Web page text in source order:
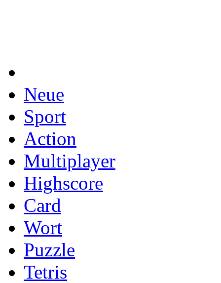
Neue
Sport
Action
Multiplayer
Highscore
Card
Wort
Puzzle
Tetris